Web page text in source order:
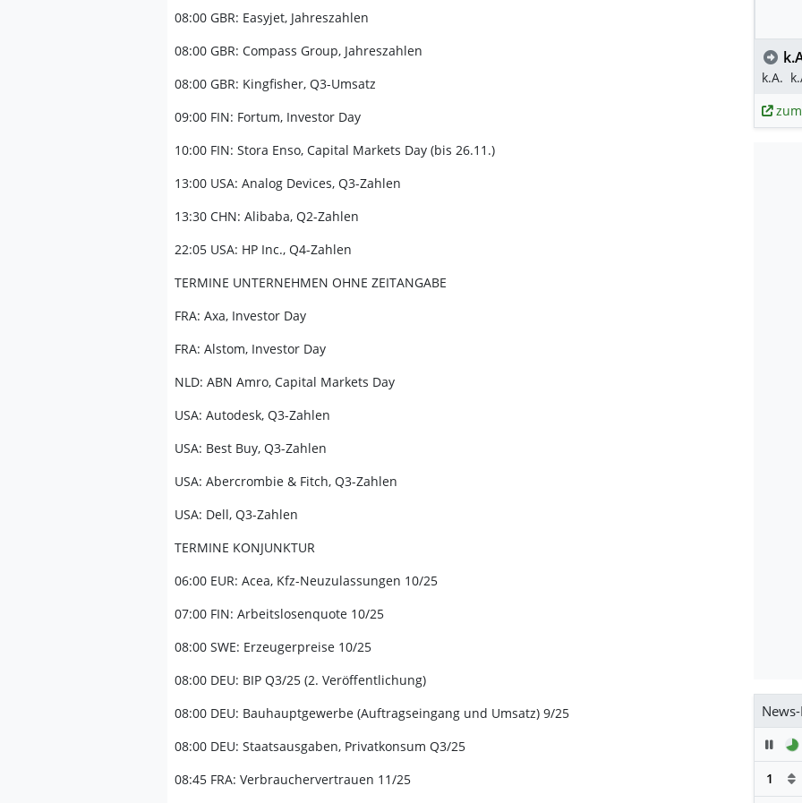
08:00 GBR: Easyjet, Jahreszahlen
08:00 GBR: Compass Group, Jahreszahlen
08:00 GBR: Kingfisher, Q3-Umsatz
09:00 FIN: Fortum, Investor Day
10:00 FIN: Stora Enso, Capital Markets Day (bis 26.11.)
13:00 USA: Analog Devices, Q3-Zahlen
13:30 CHN: Alibaba, Q2-Zahlen
22:05 USA: HP Inc., Q4-Zahlen
TERMINE UNTERNEHMEN OHNE ZEITANGABE
FRA: Axa, Investor Day
FRA: Alstom, Investor Day
NLD: ABN Amro, Capital Markets Day
USA: Autodesk, Q3-Zahlen
USA: Best Buy, Q3-Zahlen
USA: Abercrombie & Fitch, Q3-Zahlen
USA: Dell, Q3-Zahlen
TERMINE KONJUNKTUR
06:00 EUR: Acea, Kfz-Neuzulassungen 10/25
07:00 FIN: Arbeitslosenquote 10/25
08:00 SWE: Erzeugerpreise 10/25
08:00 DEU: BIP Q3/25 (2. Veröffentlichung)
08:00 DEU: Bauhauptgewerbe (Auftragseingang und Umsatz) 9/25
08:00 DEU: Staatsausgaben, Privatkonsum Q3/25
08:45 FRA: Verbrauchervertrauen 11/25
k.A.
1